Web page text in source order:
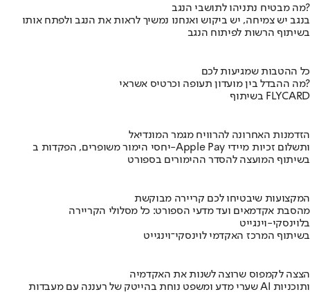
מה מבטיח נתניהו לתושבי הנגב?
בנגב יש צמיחה, יש ביקוש ואנחנו נמשיך לראות את הנגב ולפתח אותו
בשיתוף הרשות לפיתוח הנגב
כל ההטבות שמגיעות לכם
מה ההבדל בין מועדון תעופה וכרטיס אשראי?
בשיתוף FLYCARD
הזדמנות האחרונה להרוויח מגמר המונדיאל
יחסי הימור משופרים, הפקדות ב-Apple Pay ותשלום זכיות מיידי
בשיתוף המועצה להסדר ההימורים בספורט
המקצועות שיבטיחו לכם קריירה מבוקשת
מהסבת אקדמאים ועד מדעי הספורט: כל מסלולי הקריירה
בלוינסקי-וינגייט
בשיתוף המרכז האקדמי לוינסקי־וינגייט
הצצה לקמפוס שרוצה לשנות את האקדמיה
שערי מדע ומשפט נוחת בהייטק של רעננה עם מעבדות AI ותוכניות